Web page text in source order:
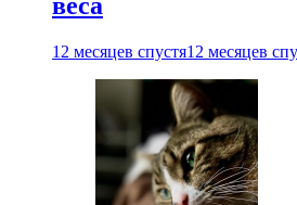
12 месяцев спустя12 месяцев